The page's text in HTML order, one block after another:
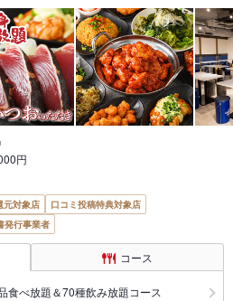
円
元対象店
口コミ投稿特典対象店
発行事業者
コース
食べ放題＆70種飲み放題コース